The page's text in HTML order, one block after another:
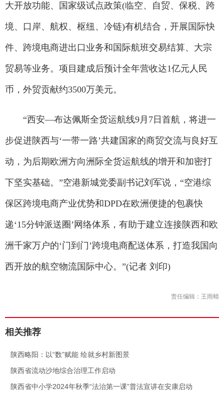
大开放功能、国家级试点政策(临空、自贸、保税、跨
境、口岸、航权、枢纽、冷链)有机结合，开展国际快
件、跨境电商进出口业务和国际航班交易结算、大宗
贸易等业务。项目建成后预计全年营收达1亿元人民
币，外贸贡献约3500万美元。
“西安—布达佩斯全货运航线9月7日首航，将进一
步促进陕西与‘一带一路’共建国家的商贸交流与良好互
动，为后期欧洲方向洲际全货运航线的增开和加密打
下坚实基础。”空港新城党委副书记刘军说，“空港综
保区跨境电商产业优势和DPD在欧洲便捷的包裹快
递‘15分钟派送圈’网络体系，有助于建立连接陕西和欧
洲千家万户的‘门到门’跨境电商配送体系，打造我国向
西开放的航空物流国际中心。”(记者 刘印)
责任编辑：王雨蜻
相关推荐
陕西略阳：以“数”赋能 绘就乡村新图景
陕西省流动沙地综合治理工作启动
陕西省中小学2024年秋季“法治第一课”普法宣讲在安康启动